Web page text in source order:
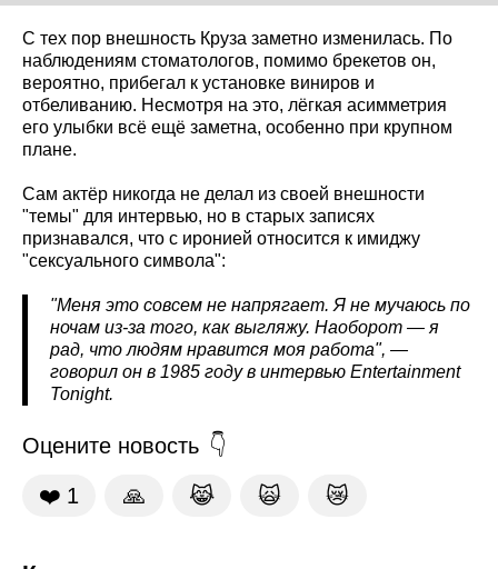
С тех пор внешность Круза заметно изменилась. По
наблюдениям стоматологов, помимо брекетов он,
вероятно, прибегал к установке виниров и
отбеливанию. Несмотря на это, лёгкая асимметрия
его улыбки всё ещё заметна, особенно при крупном
плане.
Сам актёр никогда не делал из своей внешности
"темы" для интервью, но в старых записях
признавался, что с иронией относится к имиджу
"сексуального символа":
"Меня это совсем не напрягает. Я не мучаюсь по
ночам из-за того, как выгляжу. Наоборот — я
рад, что людям нравится моя работа", —
говорил он в 1985 году в интервью Entertainment
Tonight.
Оцените новость
❤️ 1 🙏 😹 🙀 😿